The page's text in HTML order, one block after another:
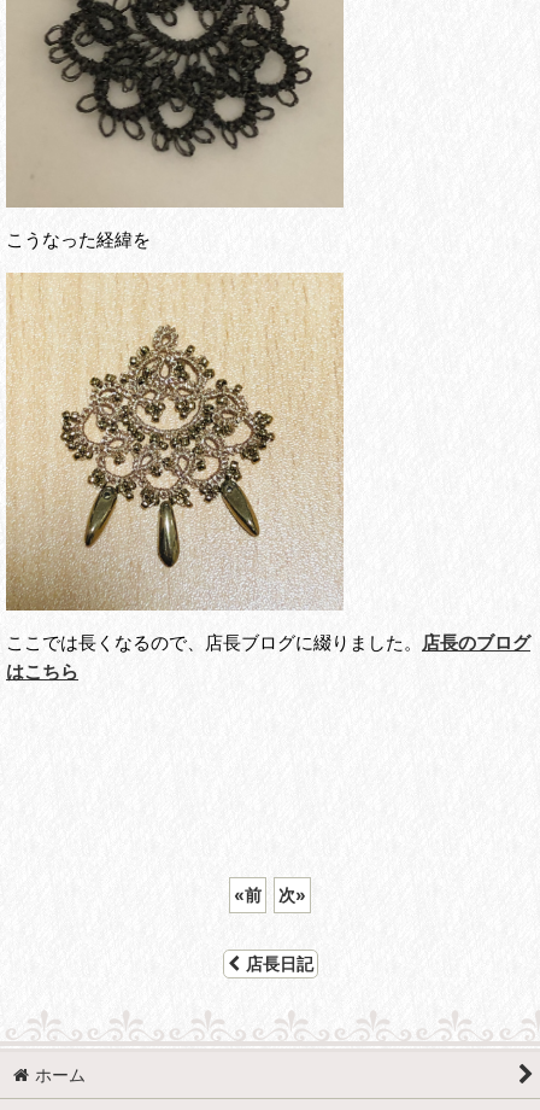
こうなった経緯を
ここでは長くなるので、店長ブログに綴りました。 店長のブログ
はこちら
«前 次»
店長日記
ホーム